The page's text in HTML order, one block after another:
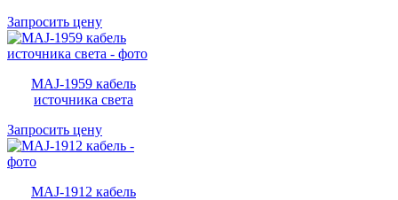
Запросить цену
MAJ-1959 кабель
источника света
Запросить цену
MAJ-1912 кабель